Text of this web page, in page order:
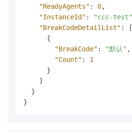
"ReadyAgents" : 0,
"InstanceId" : "ccc-test"
"BreakCodeDetailList" :
[
{
"BreakCode" : "默认" ,
"Count" :
1
}
]
}
}